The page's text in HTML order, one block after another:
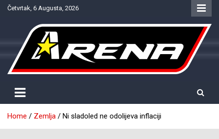
SkipČetvrtak, 6 Augusta, 2026
NTV Arena
Home Zemlja Ni sladoled ne odolijeva inflaciji